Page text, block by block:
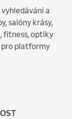
a
salóny krásy,
fitness, optiky
pro platformy